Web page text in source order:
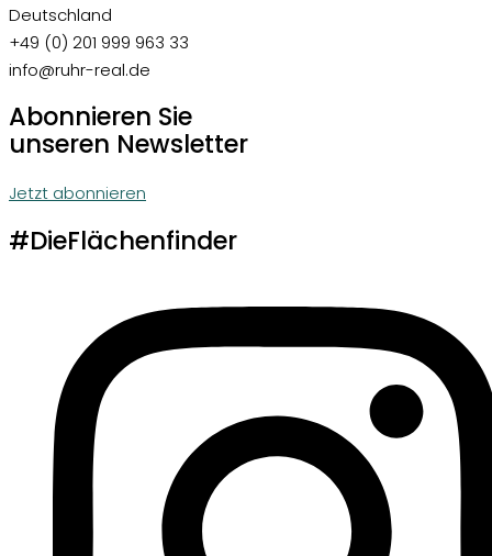
Deutschland
+49 (0) 201 999 963 33
info@ruhr-real.de
Abonnieren Sie
unseren Newsletter
Jetzt abonnieren
#DieFlächenfinder